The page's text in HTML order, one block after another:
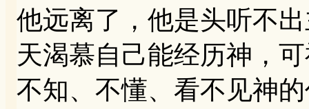
他远离了，他是头听不
天渴慕自己能经历神，
不知、不懂、看不见神